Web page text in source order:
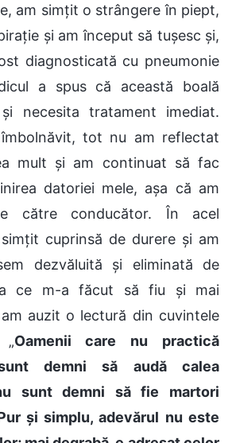
am simțit o strângere în piept,
și am început să tușesc și,
diagnosticată cu pneumonie
a spus că această boală
necesita tratament imediat.
tot nu am reflectat
mult și am continuat să fac
datoriei mele, așa că am
către conducător. În acel
cuprinsă de durere și am
dezvăluită și eliminată de
ce m-a făcut să fiu și mai
auzit o lectură din cuvintele
„Oamenii care nu practică
demni să audă calea
sunt demni să fie martori
și simplu, adevărul nu este